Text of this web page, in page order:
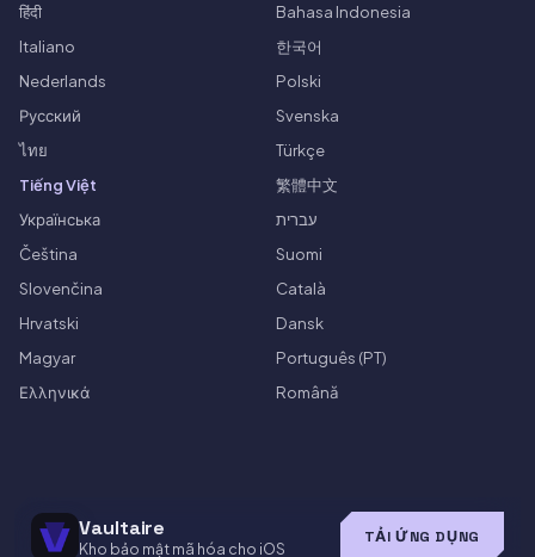
Vaultaire
Kho bảo mật mã hóa cho iOS
TẢI ỨNG DỤNG
हिंदी
Bahasa Indonesia
Italiano
한국어
Nederlands
Polski
Русский
Svenska
ไทย
Türkçe
Tiếng Việt
繁體中文
Українська
עברית
Čeština
Suomi
Slovenčina
Català
Hrvatski
Dansk
Magyar
Português (PT)
Ελληνικά
Română